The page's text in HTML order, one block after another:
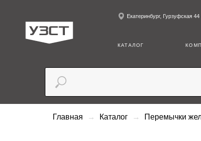
Екатеринбург, Гурзуфская 44
Главная Каталог Перемычки